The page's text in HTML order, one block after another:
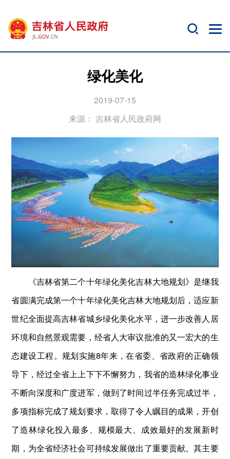
绿化美化
2019-07-15
来源： 吉林省人民政府网
《吉林省第二个十年绿化美化吉林大地规划》是继我
省圆满完成第一个十年绿化美化吉林大地规划后，适应新
世纪全面提高吉林省城乡绿化美化水平，进一步改善人居
环境和自然景观需要，经省人大审议批准的又一宏大的生
态建设工程。规划实施8年来，在省委、省政府的正确领
导下，经过全省上上下下不懈努力，我省的造林绿化事业
不断向深度和广度进军，做到了时间过半任务完成过半，
多项指标完成了规划要求，取得了令人瞩目的成果，开创
了造林绿化投入最多、规模最大、成效最好的发展新时
期，为全省经济社会可持续发展做出了重要贡献。其主要